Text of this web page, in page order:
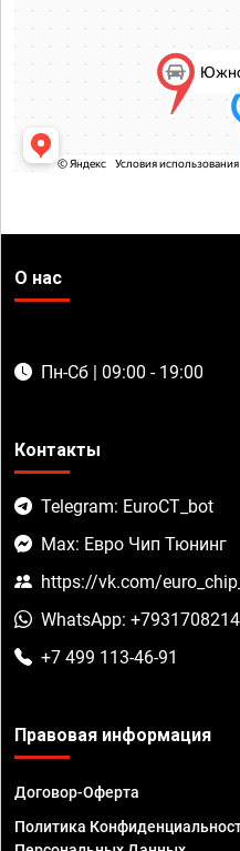
О нас
Пн-Сб | 09:00 - 19:00
Контакты
Telegram: EuroCT_bot
Max: Евро Чип Тюнинг
https://vk.com/
WhatsApp:
+7 499 113-46-91
Правовая информация
Договор-Оферта
Политика